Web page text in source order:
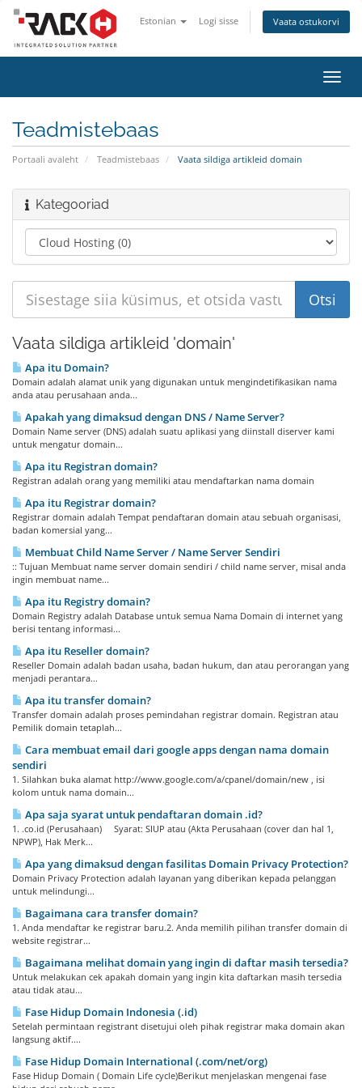
Estonian Logi sisse Vaata ostukorvi
Teadmistebaas
Portaali avaleht Teadmistebaas Vaata sildiga artikleid domain
Kategooriad
Vaata sildiga artikleid 'domain'
Apa itu Domain?
Domain adalah alamat unik yang digunakan untuk mengindetifikasikan nama
anda atau perusahaan anda...
Apakah yang dimaksud dengan DNS / Name Server?
Domain Name server (DNS) adalah suatu aplikasi yang diinstall diserver kami
untuk mengatur domain...
Apa itu Registran domain?
Registran adalah orang yang memiliki atau mendaftarkan nama domain
Apa itu Registrar domain?
Registrar domain adalah Tempat pendaftaran domain atau sebuah organisasi,
badan komersial yang...
Membuat Child Name Server / Name Server Sendiri
:: Tujuan Membuat name server domain sendiri / child name server, misal anda
ingin membuat name...
Apa itu Registry domain?
Domain Registry adalah Database untuk semua Nama Domain di internet yang
berisi tentang informasi...
Apa itu Reseller domain?
Reseller Domain adalah badan usaha, badan hukum, dan atau perorangan yang
menjadi perantara...
Apa itu transfer domain?
Transfer domain adalah proses pemindahan registrar domain. Registran atau
Pemilik domain tetaplah...
Cara membuat email dari google apps dengan nama domain
sendiri
1. Silahkan buka alamat http://www.google.com/a/cpanel/domain/new , isi
kolom untuk nama domain...
Apa saja syarat untuk pendaftaran domain .id?
1. .co.id (Perusahaan) Syarat: SIUP atau (Akta Perusahaan (cover dan hal 1,
NPWP), Hak Merk...
Apa yang dimaksud dengan fasilitas Domain Privacy Protection?
Domain Privacy Protection adalah layanan yang diberikan kepada pelanggan
untuk melindungi...
Bagaimana cara transfer domain?
1. Anda mendaftar ke registrar baru.2. Anda memilih pilihan transfer domain di
website registrar...
Bagaimana melihat domain yang ingin di daftar masih tersedia?
Untuk melakukan cek apakah domain yang ingin kita daftarkan masih tersedia
atau tidak atau...
Fase Hidup Domain Indonesia (.id)
Setelah permintaan registrant disetujui oleh pihak registrar maka domain akan
langsung aktif....
Fase Hidup Domain International (.com/net/org)
Fase Hidup Domain ( Domain Life cycle)Berikut menjelaskan mengenai fase